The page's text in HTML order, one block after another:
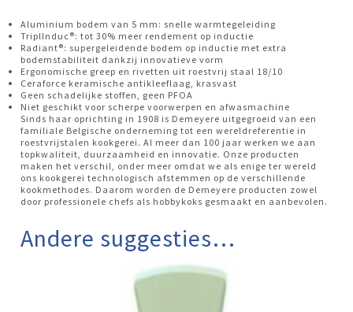
Aluminium bodem van 5 mm: snelle warmtegeleiding
TriplInduc®: tot 30% meer rendement op inductie
Radiant®: supergeleidende bodem op inductie met extra
bodemstabiliteit dankzij innovatieve vorm
Ergonomische greep en rivetten uit roestvrij staal 18/10
Ceraforce keramische antikleeflaag, krasvast
Geen schadelijke stoffen, geen PFOA
Niet geschikt voor scherpe voorwerpen en afwasmachine
Sinds haar oprichting in 1908 is Demeyere uitgegroeid van een
familiale Belgische onderneming tot een wereldreferentie in
roestvrijstalen kookgerei. Al meer dan 100 jaar werken we aan
topkwaliteit, duurzaamheid en innovatie. Onze producten
maken het verschil, onder meer omdat we als enige ter wereld
ons kookgerei technologisch afstemmen op de verschillende
kookmethodes. Daarom worden de Demeyere producten zowel
door professionele chefs als hobbykoks gesmaakt en aanbevolen.
Andere suggesties…